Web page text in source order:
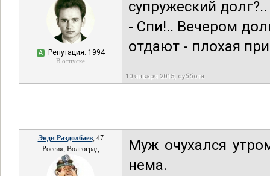
А Репутация: 1994
В отпуске
супружеский долг?..
- Спи!.. Вечером
отдают - плохая
10 января 2015, суббота
Энди Раздолбаев, 47
Россия, Волгоград
Муж очухался
нема.